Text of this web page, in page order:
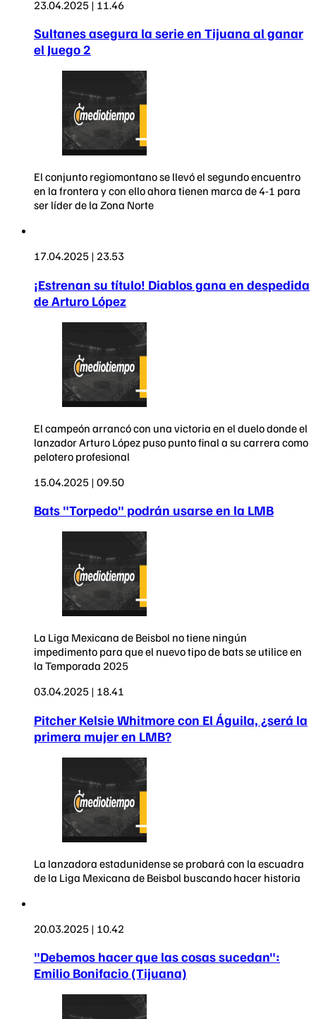
23.04.2025 | 11.46
Sultanes asegura la serie en Tijuana al ganar
el Juego 2
El conjunto regiomontano se llevó el segundo encuentro
en la frontera y con ello ahora tienen marca de 4-1 para
ser líder de la Zona Norte
17.04.2025 | 23.53
¡Estrenan su título! Diablos gana en despedida
de Arturo López
El campeón arrancó con una victoria en el duelo donde el
lanzador Arturo López puso punto final a su carrera como
pelotero profesional
15.04.2025 | 09.50
Bats "Torpedo" podrán usarse en la LMB
La Liga Mexicana de Beisbol no tiene ningún
impedimento para que el nuevo tipo de bats se utilice en
la Temporada 2025
03.04.2025 | 18.41
Pitcher Kelsie Whitmore con El Águila, ¿será la
primera mujer en LMB?
La lanzadora estadunidense se probará con la escuadra
de la Liga Mexicana de Beisbol buscando hacer historia
20.03.2025 | 10.42
"Debemos hacer que las cosas sucedan":
Emilio Bonifacio (Tijuana)